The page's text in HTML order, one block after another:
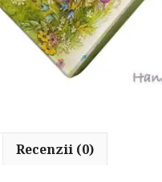
Recenzii (0)